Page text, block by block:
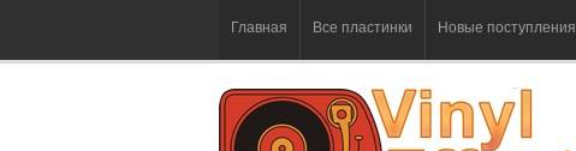
Главная Все пластинки Новые поступления